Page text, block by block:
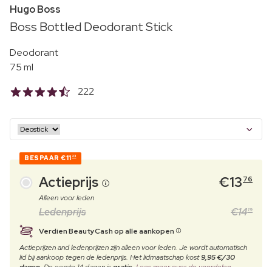
Hugo Boss
Boss Bottled Deodorant Stick
Deodorant
75 ml
222
BESPAAR €11 23
Actieprijs €13 76
Alleen voor leden
Ledenprijs €14 19
Verdien BeautyCash op alle aankopen
Actieprijzen and ledenprijzen zijn alleen voor leden. Je wordt automatisch
lid bij aankoop tegen de ledenprijs. Het lidmaatschap kost9,95 €/30